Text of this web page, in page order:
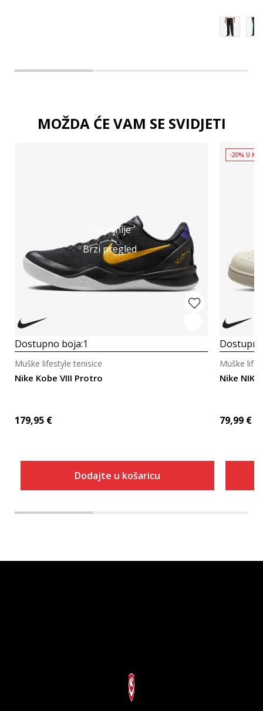
MOŽDA ĆE VAM SE SVIDJETI
Detaljnije
Brzi pregled
Dostupno boja:1
Nike Kobe VIII Protro
Muške lifestyle tenisice
179,95 €
Dodajte u košaricu
-20% U
Nike NIKE
Muške
79,99 €